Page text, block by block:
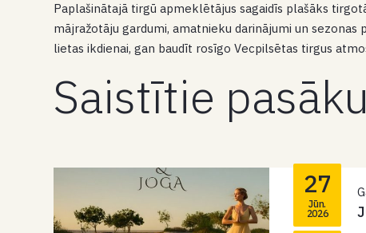
Paplašinātajā tirgū apmeklētājus sagaidīs plašāks
mājražotāju gardumi, amatnieku darinājumi un
lietas ikdienai, gan baudīt rosīgo Vecpilsētas tirgus
Saistītie
27
Jūn.
2026